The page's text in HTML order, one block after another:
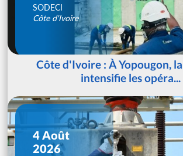
SODECI
Côte d'Ivoire
Côte d'Ivoire : À Yopougon,
intensifie les opéra...
4 Août
2026